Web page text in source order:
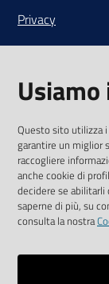
Privacy
Note legali
Media Policy
SEGUICI SU
Youtube
Usiamo
Questo sito utilizza
garantire un miglior
raccogliere
anche cookie di
decidere se abilitarli
saperne di più, su
consulta la nostra